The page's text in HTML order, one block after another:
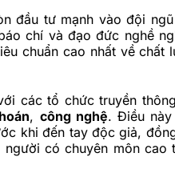
đầu tư mạnh vào đội
chí và đạo đức nghề
chuẩn cao nhất về chất
các tổ chức truyền
, công nghệ. Điều này
khi đến tay độc giả,
có chuyên môn cao